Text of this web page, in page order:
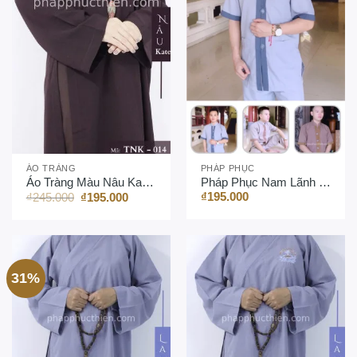
ÁO TRÀNG
Áo Tràng Màu Nâu Kate (Thêu)
₫245.000 Giá
₫195.000Giá
₫195.000.
PHÁP PHỤC
Pháp Phục Nam Lãnh Tụ Phối
₫195.000
31%